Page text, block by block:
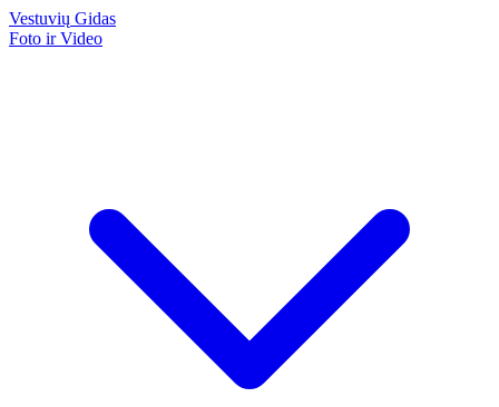
Vestuvių Gidas
Foto ir Video